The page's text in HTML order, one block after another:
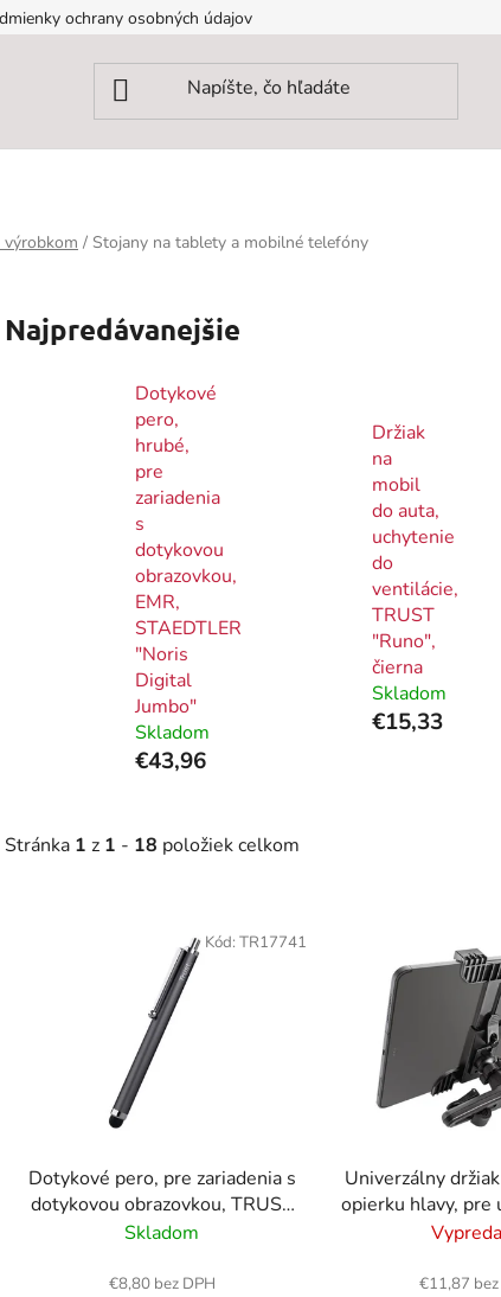
ochrany osobných údajov
/ Stojany na tablety a mobilné telefóny
Najpredávanejšie
Dotykové
pero,
hrubé,
pre
zariadenia
s
dotykovou
obrazovkou,
EMR,
STAEDTLER
"Noris
Digital
Jumbo"
Skladom
€43,96
Držiak
na
mobil
do auta,
uchytenie
do
ventilácie,
TRUST
"Runo",
čierna
Skladom
€15,33
Stránka 1 z 1 - 18 položiek celkom
Dotykové pero, pre zariadenia s
dotykovou obrazovkou, TRUST
"Stylus", čierna
Skladom
€8,80 bez DPH
Kód: TR17741
Univerzálny
opierku hlavy, pre
- 11", TRUST
€11,87 bez